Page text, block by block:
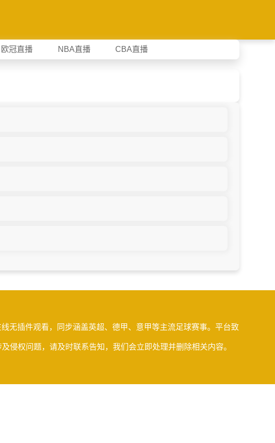
欧冠直播 NBA直播 CBA直播
无插件观看，同步涵盖英超、德甲、意甲等主流足球赛事。平台致
侵权问题，请及时联系告知，我们会立即处理并删除相关内容。